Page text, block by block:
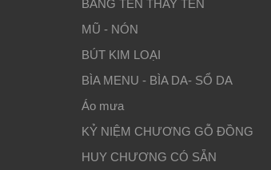
BẢNG TÊN THAY TÊN
MŨ - NÓN
BÚT KIM LOẠI
BÌA MENU - BÌA DA- SỔ DA
Áo mưa
KỶ NIỆM CHƯƠNG GỖ ĐỒNG
HUY CHƯƠNG CÓ SẴN